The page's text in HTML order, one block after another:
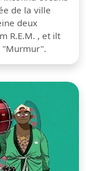
de la ville
deux
R.E.M. , et ilt
"Murmur".